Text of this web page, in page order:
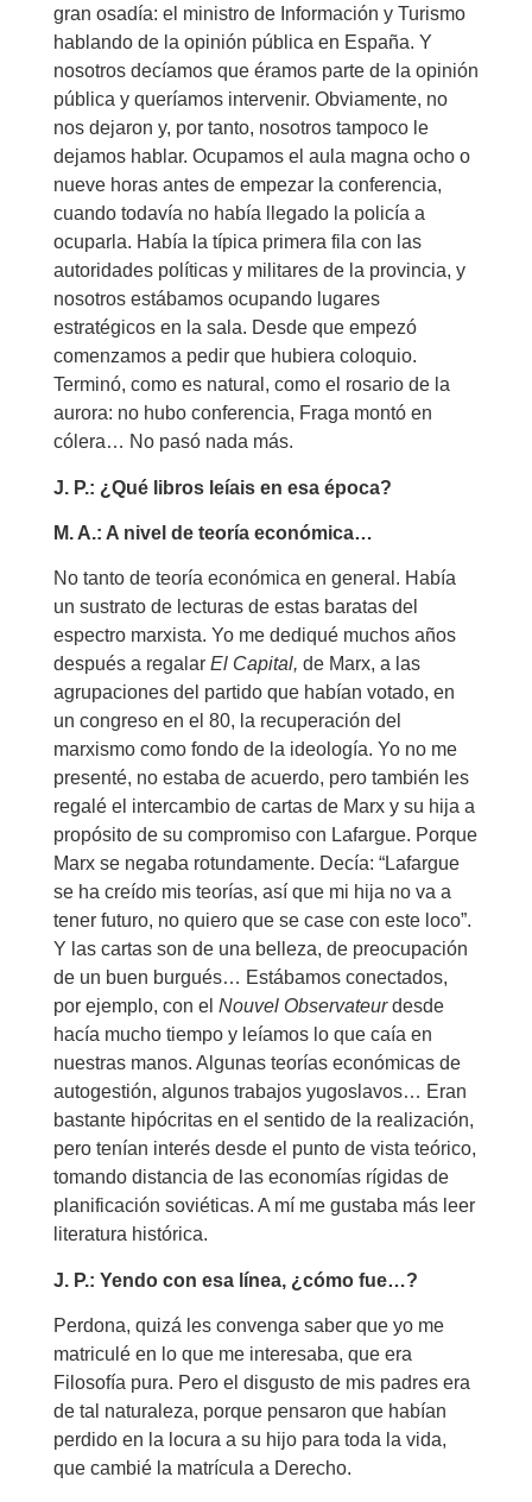
gran osadía: el ministro de Información y Turismo
hablando de la opinión pública en España. Y
nosotros decíamos que éramos parte de la opinión
pública y queríamos intervenir. Obviamente, no
nos dejaron y, por tanto, nosotros tampoco le
dejamos hablar. Ocupamos el aula magna ocho o
nueve horas antes de empezar la conferencia,
cuando todavía no había llegado la policía a
ocuparla. Había la típica primera fila con las
autoridades políticas y militares de la provincia, y
nosotros estábamos ocupando lugares
estratégicos en la sala. Desde que empezó
comenzamos a pedir que hubiera coloquio.
Terminó, como es natural, como el rosario de la
aurora: no hubo conferencia, Fraga montó en
cólera… No pasó nada más.
J. P.: ¿Qué libros leíais en esa época?
M. A.: A nivel de teoría económica…
No tanto de teoría económica en general. Había
un sustrato de lecturas de estas baratas del
espectro marxista. Yo me dediqué muchos años
después a regalar El Capital, de Marx, a las
agrupaciones del partido que habían votado, en
un congreso en el 80, la recuperación del
marxismo como fondo de la ideología. Yo no me
presenté, no estaba de acuerdo, pero también les
regalé el intercambio de cartas de Marx y su hija a
propósito de su compromiso con Lafargue. Porque
Marx se negaba rotundamente. Decía: “Lafargue
se ha creído mis teorías, así que mi hija no va a
tener futuro, no quiero que se case con este loco”.
Y las cartas son de una belleza, de preocupación
de un buen burgués… Estábamos conectados,
por ejemplo, con el Nouvel Observateurdesde
hacía mucho tiempo y leíamos lo que caía en
nuestras manos. Algunas teorías económicas de
autogestión, algunos trabajos yugoslavos… Eran
bastante hipócritas en el sentido de la realización,
pero tenían interés desde el punto de vista teórico,
tomando distancia de las economías rígidas de
planificación soviéticas. A mí me gustaba más leer
literatura histórica.
J. P.: Yendo con esa línea, ¿cómo fue…?
Perdona, quizá les convenga saber que yo me
matriculé en lo que me interesaba, que era
Filosofía pura. Pero el disgusto de mis padres era
de tal naturaleza, porque pensaron que habían
perdido en la locura a su hijo para toda la vida,
que cambié la matrícula a Derecho.